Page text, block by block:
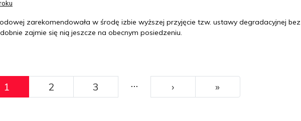
zarekomendowała w środę izbie wyższej przyjęcie tzw. ustawy degradacyjnej bez
zajmie się nią jeszcze na obecnym posiedzeniu.
1 2 3 … ››› »Ostatni